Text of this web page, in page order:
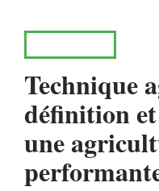
Technique
définition
une